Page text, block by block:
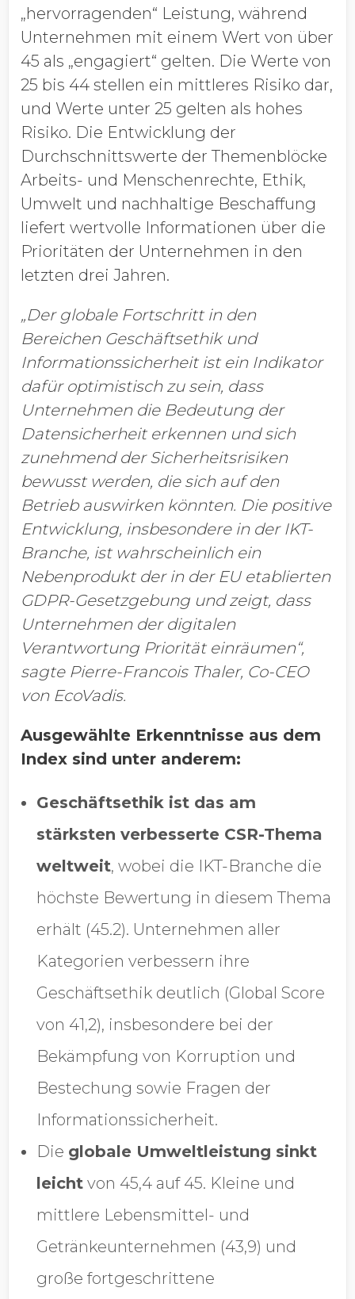
„hervorragenden“ Leistung, während
Unternehmen mit einem Wert von über
45 als „engagiert“ gelten. Die Werte von
25 bis 44 stellen ein mittleres Risiko dar,
und Werte unter 25 gelten als hohes
Risiko. Die Entwicklung der
Durchschnittswerte der Themenblöcke
Arbeits- und Menschenrechte, Ethik,
Umwelt und nachhaltige Beschaffung
liefert wertvolle Informationen über die
Prioritäten der Unternehmen in den
letzten drei Jahren.
„Der globale Fortschritt in den
Bereichen Geschäftsethik und
Informationssicherheit ist ein Indikator
dafür optimistisch zu sein, dass
Unternehmen die Bedeutung der
Datensicherheit erkennen und sich
zunehmend der Sicherheitsrisiken
bewusst werden, die sich auf den
Betrieb auswirken könnten. Die positive
Entwicklung, insbesondere in der IKT-
Branche, ist wahrscheinlich ein
Nebenprodukt der in der EU etablierten
GDPR-Gesetzgebung und zeigt, dass
Unternehmen der digitalen
Verantwortung Priorität einräumen“,
sagte Pierre-Francois Thaler, Co-CEO
von EcoVadis.
Ausgewählte Erkenntnisse aus dem
Index sind unter anderem:
Geschäftsethik ist das am
stärksten verbesserte CSR-Thema
weltweit, wobei die IKT-Branche die
höchste Bewertung in diesem Thema
erhält (45.2). Unternehmen aller
Kategorien verbessern ihre
Geschäftsethik deutlich (Global Score
von 41,2), insbesondere bei der
Bekämpfung von Korruption und
Bestechung sowie Fragen der
Informationssicherheit.
Die globale Umweltleistung sinkt
leicht von 45,4 auf 45. Kleine und
mittlere Lebensmittel- und
Getränkeunternehmen (43,9) und
große fortgeschrittene